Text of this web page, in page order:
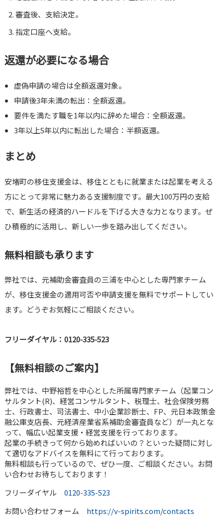
審査後、支給決定。
指定口座へ支給。
返還が必要になる場合
虚偽申請の場合は全額返還対象。
申請後3年未満の転出：全額返還。
要件を満たす職を1年以内に辞めた場合：全額返還。
3年以上5年以内に転出した場合：半額返還。
まとめ
安堵町の移住支援金は、移住とともに就業または起業を考える
方にとって非常に魅力ある支援制度です。最大100万円の支給
で、新生活の経済的ハードルを下げる大きな力となります。ぜ
ひ積極的に活用し、新しい一歩を踏み出してください。
無料相談も承ります
弊社では、元補助金審査員の三浦を中心とした専門家チーム
が、移住支援金の適用可否や申請支援を無料でサポートしてい
ます。どうぞお気軽にご相談ください。
フリーダイヤル：0120‑335‑523
【無料相談のご案内】
弊社では、中野裕哲を中心とした所属専門家チーム（起業コン
サルタント(R)、経営コンサルタント、税理士、社会保険労務
士、行政書士、司法書士、中小企業診断士、FP、元日本政策金
融公庫支店長、元経済産業省系補助金審査員など）が一丸とな
って、幅広い起業支援・経営支援を行っております。
起業の手続きって何から始めればいいの？といった疑問に対し
て適切なアドバイスを無料にて行っております。
無料相談も行っているので、ぜひ一度、ご相談ください。お問
い合わせお待ちしております！
フリーダイヤル 0120-335-523
お問い合わせフォーム https://v-spirits.com/contacts